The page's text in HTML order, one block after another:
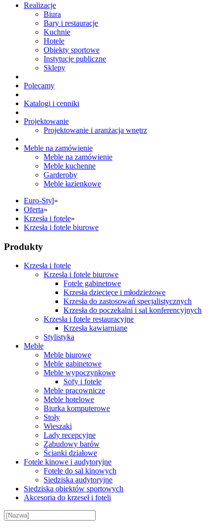
Realizacje
Biura
Bary i restauracje
Kuchnie
Hotele
Obiekty sportowe
Instytucje publiczne
Sklepy
Polecamy
Katalogi i cenniki
Projektowanie
Projektowanie i aranżacja wnętrz
Meble na zamówienie
Meble na zamówienie
Meble kuchenne
Garderoby
Meble łazienkowe
Euro-Styl»
Oferta»
Krzesła i fotele»
Krzesła i fotele biurowe
Produkty
Krzesła i fotele
Krzesła i fotele biurowe
Fotele gabinetowe
Krzesła dziecięce i młodzieżowe
Krzesła do zastosowań specjalistycznych
Krzesła do poczekalni i sal konferencyjnych
Krzesła i fotele restauracyjne
Krzesła kawiarniane
Stylistyka
Meble
Meble biurowe
Meble gabinetowe
Meble wypoczynkowe
Sofy i fotele
Meble pracownicze
Meble hotelowe
Biurka komputerowe
Stoły
Wieszaki
Lady recepcyjne
Zabudowy barów
Ścianki działowe
Fotele kinowe i audytoryjne
Fotele do sal kinowych
Siedziska audytoryjne
Siedziska obiektów sportowych
Akcesoria do krzeseł i foteli